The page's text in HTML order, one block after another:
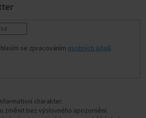
se zpracováním osobních údajů
charakter.
změnit bez výslovného upozornění.